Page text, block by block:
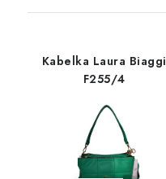
Kabelka Laura Biaggi
F255/4